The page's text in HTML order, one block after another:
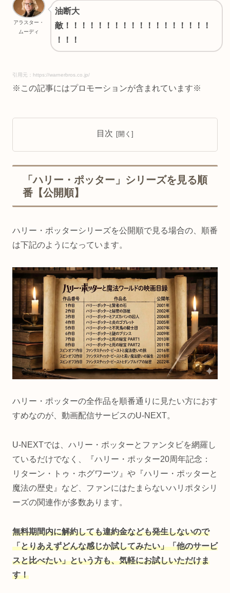
アラスター・
ムーディ
油断大
敵！！！！！！！！！！！！！！！！！！
！！！
引用元：https://warnerbros.co.jp/
※この記事にはプロモーションが含まれています※
目次
「ハリー・ポッター」シリーズを見る順
番【公開順】
ハリー・ポッターシリーズを公開順で見る場合の、順番
は下記のようになっています。
ハリー・ポッターの全作品を順番通りに見たい方におす
すめなのが、動画配信サービスのU-NEXT。
U-NEXTでは、ハリー・ポッターとファンタビを網羅し
ているだけでなく、『ハリー・ポッター20周年記念：
リターン・トゥ・ホグワーツ』や『ハリー・ポッターと
魔法の歴史』など、ファンにはたまらないハリポタシリ
ーズの関連作が多数あります。
無料期間内に解約しても違約金なども発生しないので
「とりあえずどんな感じか試してみたい」「他のサービ
スと比べたい」という方も、気軽にお試しいただけま
す！